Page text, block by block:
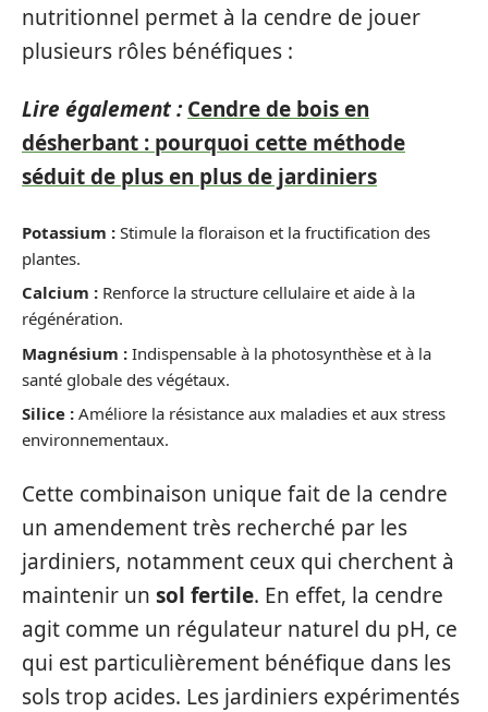
nutritionnel permet à la cendre de jouer
plusieurs rôles bénéfiques :
Lire également : Cendre de bois en
désherbant : pourquoi cette méthode
séduit de plus en plus de jardiniers
Potassium : Stimule la floraison et la fructification des
plantes.
Calcium : Renforce la structure cellulaire et aide à la
régénération.
Magnésium : Indispensable à la photosynthèse et à la
santé globale des végétaux.
Silice : Améliore la résistance aux maladies et aux stress
environnementaux.
Cette combinaison unique fait de la cendre
un amendement très recherché par les
jardiniers, notamment ceux qui cherchent à
maintenir un sol fertile. En effet, la cendre
agit comme un régulateur naturel du pH, ce
qui est particulièrement bénéfique dans les
sols trop acides. Les jardiniers expérimentés